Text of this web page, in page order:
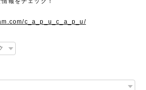
c_a_p_u_c_a_p_u/